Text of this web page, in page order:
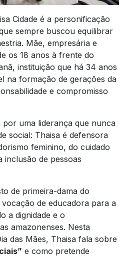
Cidade é a personificação
sempre buscou equilibrar
Mãe, empresária e
os 18 anos à frente do
instituição que há 34 anos
na formação de gerações da
e compromisso
por uma liderança que nunca
social: Thaisa é defensora
feminino, do cuidado
inclusão de pessoas
de primeira-dama do
de educadora para a
a dignidade e o
amazonenses. Nesta
das Mães, Thaisa fala sobre
e como pretende